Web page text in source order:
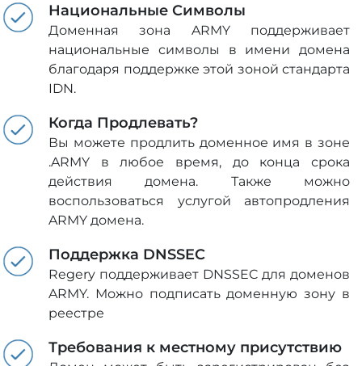
Национальные Символы
Доменная зона ARMY поддерживает
национальные символы в имени домена
благодаря поддержке этой зоной стандарта
IDN.
Когда Продлевать?
Вы можете продлить доменное имя в зоне
.ARMY в любое время, до конца срока
действия домена. Также можно
воспользоваться услугой автопродления
ARMY домена.
Поддержка DNSSEC
Regery поддерживает DNSSEC для доменов
ARMY. Можно подписать доменную зону в
реестре
Требования к местному присутствию